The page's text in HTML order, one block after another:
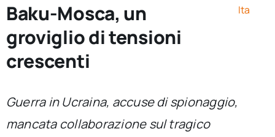
Ricerca e divulgazione
Chi siamo
Baku-Mosca, un
groviglio di tensioni
crescenti
Ita
Guerra in Ucraina, accuse di spionaggio,
mancata collaborazione sul tragico